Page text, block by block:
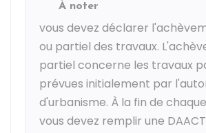
À noter
vous devez déclarer
ou partiel des travaux.
partiel concerne les travaux
prévues initialement par
d'urbanisme. À la fin de
vous devez remplir une